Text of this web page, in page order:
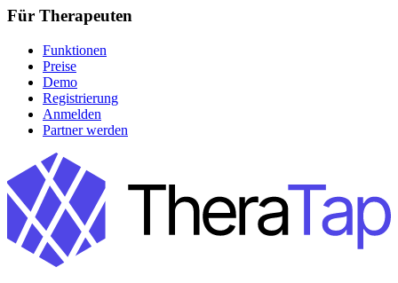
Für Therapeuten
Funktionen
Preise
Demo
Registrierung
Anmelden
Partner werden